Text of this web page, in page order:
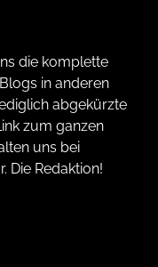
die komplette
in anderen
abgekürzte
zum ganzen
uns bei
Die Redaktion!